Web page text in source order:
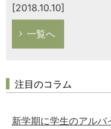
[2018.10.10]
一覧へ
注目のコラム
新学期に学生のアル